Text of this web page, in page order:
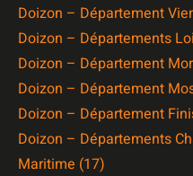
Doizon – Département
Doizon – Départements
Doizon – Département
Doizon – Département
Doizon – Département
Doizon – Départements
Maritime (17)